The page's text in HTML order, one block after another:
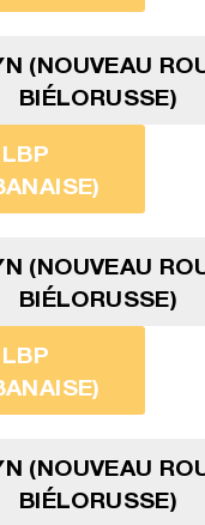
(NOUVEAU
BIÉLORUSSE)
(NOUVEAU
BIÉLORUSSE)
(NOUVEAU
BIÉLORUSSE)